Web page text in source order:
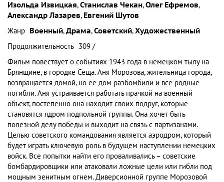
Изольда Извицкая,Станислав Чекан,Олег Ефремов,
Александр Лазарев, Евгений Шутов
Жанр Военный,Драма,Советский,Художественный
Продолжительность 309 /
Фильм повествует о событиях 1943 года в немецком тылу на
Брянщине, в городке Сеща. Аня Морозова, жительница города,
возвращается домой, но ее дом разбомбили и все родные
погибли. Аня устраивается работать прачкой на военный
объект, постепенно она находит своих подруг, которые
становятся ядром подпольной группы. Она хочет быть
полезной делу победы и выходит на связь с партизанами.
Целью советского командования является аэродром, который
будет играть ключевую роль в будущем наступлении немецких
войск. Все попытки найти его проваливались – советские
бомбардировщики или атаковали ложные цели или гибли под
мощным зенитным огнем. Диверсионной группе Морозовой